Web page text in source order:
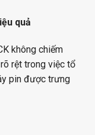
quả
không chiếm
rệt trong việc tổ
pin được trưng